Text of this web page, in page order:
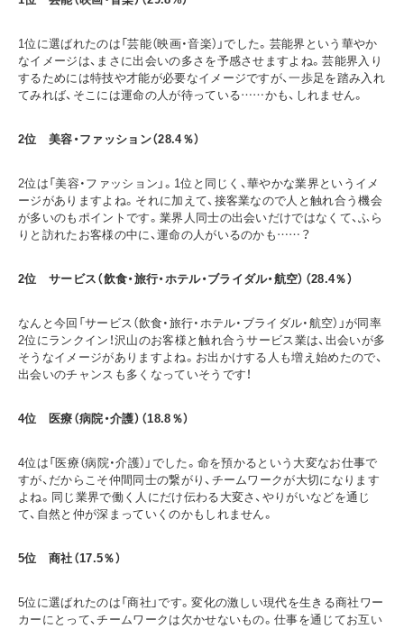
1位に選ばれたのは「芸能（映画・音楽）」でした。芸能界という華やか
なイメージは、まさに出会いの多さを予感させますよね。芸能界入り
するためには特技や才能が必要なイメージですが、一歩足を踏み入れ
てみれば、そこには運命の人が待っている……かも、しれません。
2位 美容・ファッション（28.4％）
2位は「美容・ファッション」。1位と同じく、華やかな業界というイメ
ージがありますよね。それに加えて、接客業なので人と触れ合う機会
が多いのもポイントです。業界人同士の出会いだけではなくて、ふら
りと訪れたお客様の中に、運命の人がいるのかも……？
2位 サービス（飲食・旅行・ホテル・ブライダル・航空）（28.4％）
なんと今回「サービス（飲食・旅行・ホテル・ブライダル・航空）」が同率
2位にランクイン！沢山のお客様と触れ合うサービス業は、出会いが多
そうなイメージがありますよね。お出かけする人も増え始めたので、
出会いのチャンスも多くなっていそうです！
4位 医療（病院・介護）（18.8％）
4位は「医療（病院・介護）」でした。命を預かるという大変なお仕事で
すが、だからこそ仲間同士の繋がり、チームワークが大切になります
よね。同じ業界で働く人にだけ伝わる大変さ、やりがいなどを通じ
て、自然と仲が深まっていくのかもしれません。
5位 商社（17.5％）
5位に選ばれたのは「商社」です。変化の激しい現代を生きる商社ワー
カーにとって、チームワークは欠かせないもの。仕事を通じてお互い